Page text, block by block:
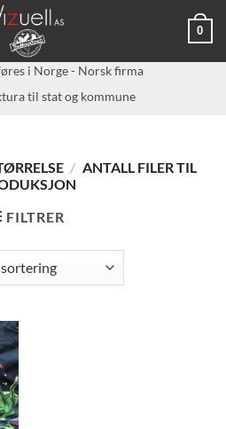
0
i Norge - Norsk firma
til stat og kommune
/ ANTALL FILER TIL
FILTRER